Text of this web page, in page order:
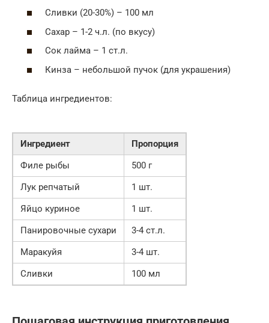
Сливки (20-30%) – 100 мл
Сахар – 1-2 ч.л. (по вкусу)
Сок лайма – 1 ст.л.
Кинза – небольшой пучок (для украшения)
Таблица ингредиентов:
Ингредиент
Пропорция
Филе рыбы
500 г
Лук репчатый
1 шт.
Яйцо куриное
1 шт.
Панировочные сухари
3-4 ст.л.
Маракуйя
3-4 шт.
Сливки
100 мл